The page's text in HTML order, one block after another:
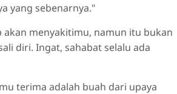
yang sebenarnya."
akan menyakitimu, namun itu bukan
diri. Ingat, sahabat selalu ada
terima adalah buah dari upaya